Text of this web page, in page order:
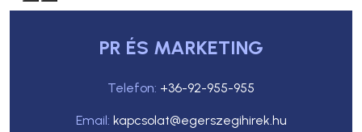
PR ÉS MARKETING
Telefon: +36-92-955-955
Email: kapcsolat@egerszegihirek.hu